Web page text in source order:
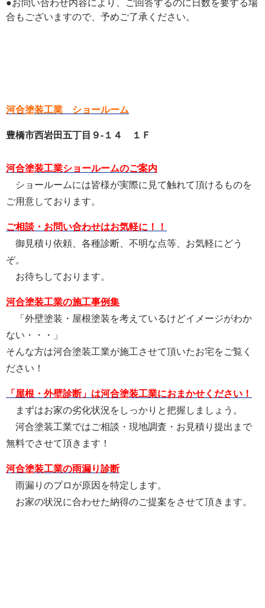
●お問い合わせ内容により、ご回答するのに日数を要する場
合もございますので、予めご了承ください。
河合塗装工業 ショールーム
豊橋市西岩田五丁目９-１４ １Ｆ
河合塗装工業ショールームのご案内
ショールームには皆様が実際に見て触れて頂けるものを
ご用意しております。
ご相談・お問い合わせはお気軽に！！
御見積り依頼、各種診断、不明な点等、お気軽にどう
ぞ。
お待ちしております。
河合塗装工業の施工事例集
「外壁塗装・屋根塗装を考えているけどイメージがわか
ない・・・」
そんな方は河合塗装工業が施工させて頂いたお宅をご覧く
ださい！
「屋根・外壁診断」は河合塗装工業におまかせください！
まずはお家の劣化状況をしっかりと把握しましょう。
河合塗装工業ではご相談・現地調査・お見積り提出まで
無料でさせて頂きます！
河合塗装工業の雨漏り診断
雨漏りのプロが原因を特定します。
お家の状況に合わせた納得のご提案をさせて頂きます。